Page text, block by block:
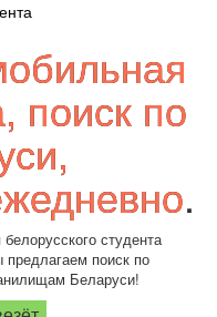
поиск по
.
студента
поиск по
Беларуси!